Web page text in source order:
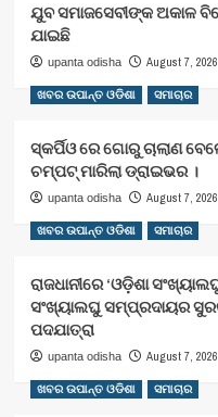
ଯୁବ ସମାଜସେବୀଙ୍କ ଅକାଳ
ଯାଇଛି
upanta odisha August 7, 2026
ଖବର ଉପାନ୍ତ ଓଡିଶା ସମାଚାର
ସ୍କର୍ପିଓ ରେ ଗୋରୁ ଚାଲାଣ
ଚମ୍ପଟ୍ ମାରିଲା ଡ୍ରାଇଭର ।
upanta odisha August 7, 2026
ଖବର ଉପାନ୍ତ ଓଡିଶା ସମାଚାର
ରାଜଧାନୀରେ ‘ଓଡ଼ିଶା
ସଂଖ୍ୟାଲଘୁ ସମ୍ପ୍ରଦାୟର
ପଦଯାତ୍ରା
upanta odisha August 7, 2026
ଖବର ଉପାନ୍ତ ଓଡିଶା ସମାଚାର